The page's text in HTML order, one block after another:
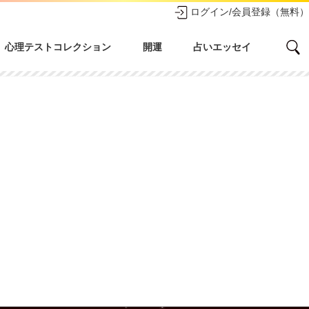
ログイン/会員登録（無料）
心理テストコレクション 開運 占いエッセイ